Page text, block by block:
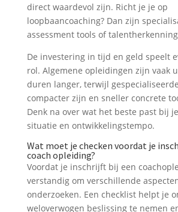
direct waardevol zijn. Richt je je op
loopbaancoaching? Dan zijn
assessment tools of
De investering in tijd en geld speelt
rol. Algemene opleidingen zijn vaak
duren langer, terwijl
compacter zijn en sneller concrete
Denk na over wat het beste past bij
situatie en ontwikkelingstempo.
Wat moet je checken voordat je
coach opleiding?
Voordat je inschrijft bij een
verstandig om verschillende
onderzoeken. Een checklist helpt je
weloverwogen beslissing te nemen